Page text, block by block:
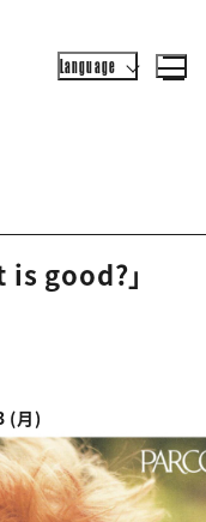
Language
is good?」
(月)